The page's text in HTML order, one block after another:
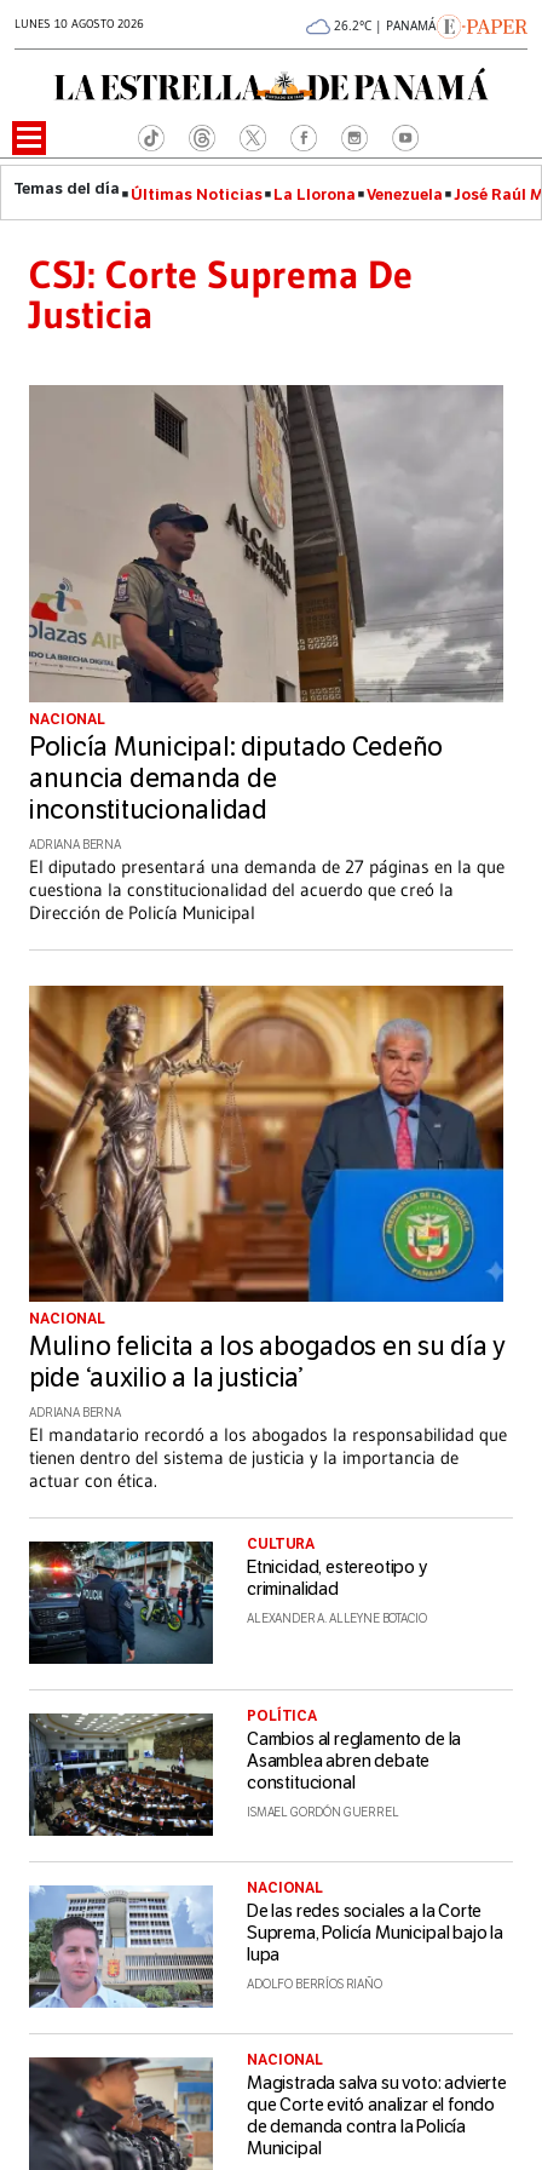
LUNES 10 AGOSTO 2026 26.2°C | PANAMÁ
Últimas Noticias La Llorona Venezuela José Raúl
CSJ: Corte Suprema De
Justicia
NACIONAL
Policía Municipal: diputado Cedeño
anuncia demanda de
inconstitucionalidad
ADRIANA BERNA
El diputado presentará una demanda de 27 páginas en la que
cuestiona la constitucionalidad del acuerdo que creó la
Dirección de Policía Municipal
NACIONAL
Mulino felicita a los abogados en su día y
pide ‘auxilio a la justicia’
ADRIANA BERNA
El mandatario recordó a los abogados la responsabilidad que
tienen dentro del sistema de justicia y la importancia de
actuar con ética.
CULTURA
Etnicidad, estereotipo y
criminalidad
ALEXANDER A. ALLEYNE BOTACIO
POLÍTICA
Cambios al reglamento de la
Asamblea abren debate
constitucional
ISMAEL GORDÓN GUERREL
NACIONAL
De las redes sociales a la Corte
Suprema, Policía Municipal bajo la
lupa
ADOLFO BERRÍOS RIAÑO
NACIONAL
Magistrada salva su voto: advierte
que Corte evitó analizar el fondo
de demanda contra la Policía
Municipal